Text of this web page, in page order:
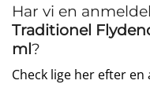
Har vi en
Traditionel
ml?
Check lige her efter